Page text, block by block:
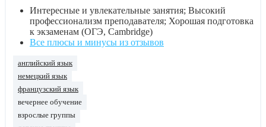
Интересные и увлекательные занятия; Высокий
профессионализм преподавателя; Хорошая подготовка
к экзаменам (ОГЭ, Cambridge)
Все плюсы и минусы из отзывов
английский язык
немецкий язык
французский язык
вечернее обучение
взрослые группы